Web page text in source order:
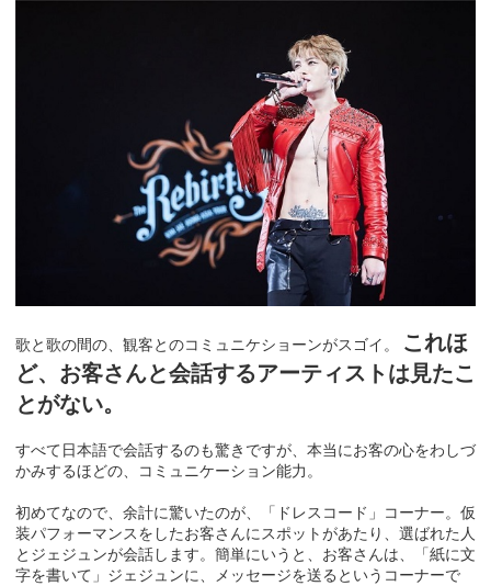
歌と歌の間の、観客とのコミュニケショーンがスゴイ。
これほ
ど、お客さんと会話するアーティストは見たこ
とがない。
すべて日本語で会話するのも驚きですが、本当にお客の心をわしづ
かみするほどの、コミュニケーション能力。
初めてなので、余計に驚いたのが、「ドレスコード」コーナー。仮
装パフォーマンスをしたお客さんにスポットがあたり、選ばれた人
とジェジュンが会話します。簡単にいうと、お客さんは、「紙に文
字を書いて」ジェジュンに、メッセージを送るというコーナーで